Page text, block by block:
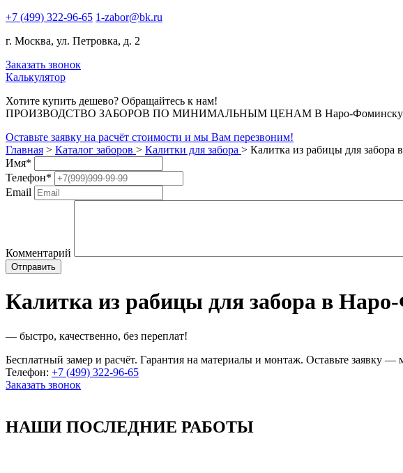
+7 (499) 322-96-65 1-zabor@bk.ru
г. Москва, ул. Петровка, д. 2
Заказать звонок
Калькулятор
Хотите купить дешево? Обращайтесь к нам!
ПРОИЗВОДСТВО ЗАБОРОВ ПО МИНИМАЛЬНЫМ ЦЕНАМ В Наро-
Оставьте заявку на расчёт стоимости и мы Вам перезвоним!
Главная > Каталог заборов > Калитки для забора > Калитка из рабицы для
Имя*
Телефон*
Email
Комментарий
Калитка из рабицы для забора в
— быстро, качественно, без переплат!
Бесплатный замер и расчёт. Гарантия на материалы и монтаж. Оставьте заявку —
Телефон: +7 (499) 322-96-65
Заказать звонок
НАШИ ПОСЛЕДНИЕ РАБОТЫ